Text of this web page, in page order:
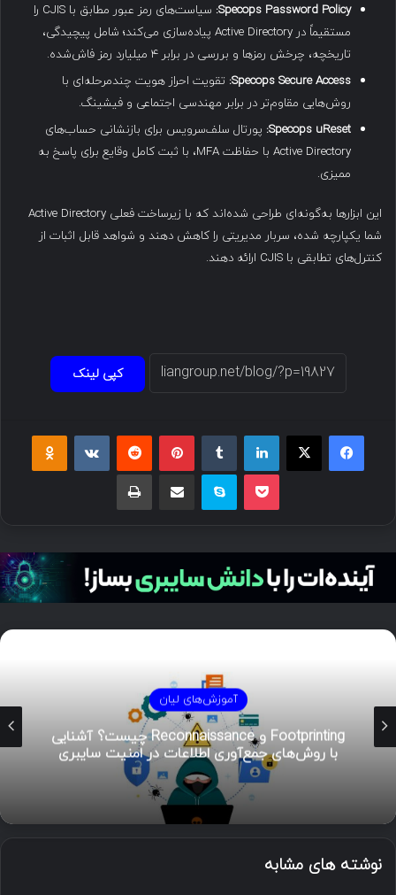
Specops Password Policy:
سیاست‌های رمز عبور مطابق با CJIS را
مستقیماً در Active Directory پیاده‌سازی می‌کند؛ شامل پیچیدگی،
تاریخچه، چرخش رمزها و بررسی در برابر ۴ میلیارد رمز فاش‌شده.
Specops Secure Access: تقویت احراز هویت چندمرحله‌ای با
روش‌هایی مقاوم‌تر در برابر مهندسی اجتماعی و فیشینگ.
Specops uReset: پورتال سلف‌سرویس برای بازنشانی حساب‌های
Active Directory با حفاظت MFA، با ثبت کامل وقایع برای پاسخ به
ممیزی.
این ابزارها به‌گونه‌ای طراحی شده‌اند که با زیرساخت فعلی Active Directory
شما یکپارچه شده، سربار مدیریتی را کاهش دهند و شواهد قابل اثبات از
کنترل‌های تطابقی با CJIS ارائه دهند.
کپی لینک
فیسبوک ایکس لینکداین پینتریست
پاکت اسکایپ چاپ
آموزش‌های لیان
Footprinting و Reconnaissance چیست؟ آشنایی
با روش‌های جمع‌آوری اطلاعات در امنیت سایبری
نوشته های مشابه